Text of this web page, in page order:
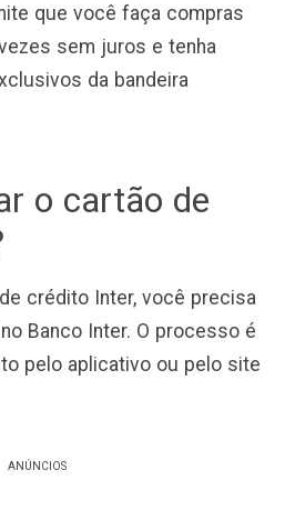
que você faça compras
sem juros e tenha
da bandeira
o cartão de
crédito Inter, você precisa
Banco Inter. O processo é
pelo aplicativo ou pelo site
ANÚNCIOS